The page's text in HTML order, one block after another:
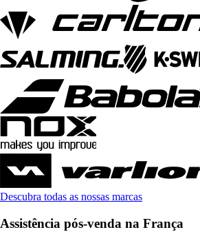
Descubra todas as nossas marcas
Assistência pós-venda na França